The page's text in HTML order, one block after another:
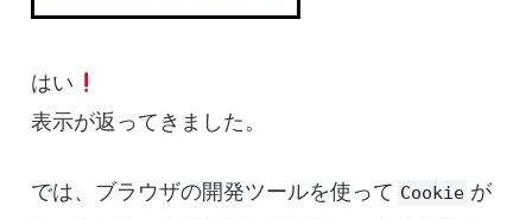
はい
表示が返ってきました。
では、ブラウザの開発ツールを使って Cookie が